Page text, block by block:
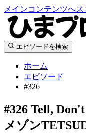
メインコンテンツへ
エピソードを検索
ホーム
エピソード
#326
#326 Tell,
メゾン